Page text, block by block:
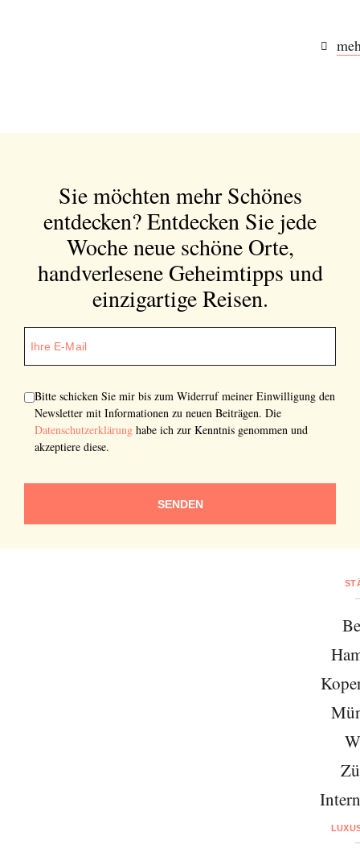
Sie möchten mehr Schönes
entdecken?Entdecken Sie jede
Woche neue schöne Orte,
handverlesene Geheimtipps und
einzigartige Reisen.
Bitte schicken Sie mir bis zum Widerruf meiner Einwilligung den
Newsletter mit Informationen zu neuen Beiträgen. Die
Datenschutzerklärung habe ich zur Kenntnis genommen und
akzeptiere diese.
SENDEN